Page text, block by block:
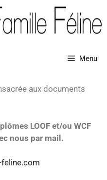
Menu
aux documents
LOOF et/ou WCF
nous par mail.